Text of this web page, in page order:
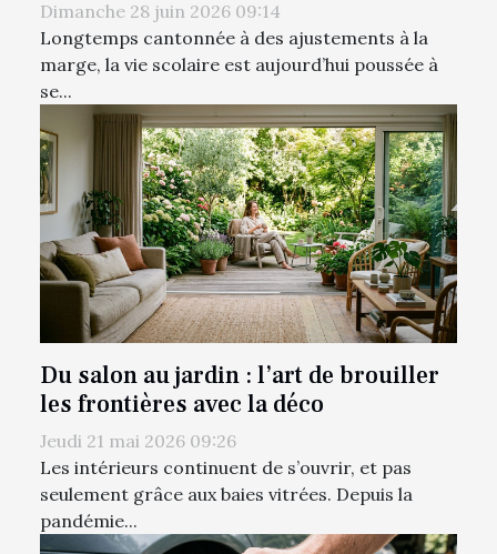
Dimanche 28 juin 2026 09:14
Longtemps cantonnée à des ajustements à la
marge, la vie scolaire est aujourd’hui poussée à
se...
Du salon au jardin : l’art de brouiller
les frontières avec la déco
Jeudi 21 mai 2026 09:26
Les intérieurs continuent de s’ouvrir, et pas
seulement grâce aux baies vitrées. Depuis la
pandémie...